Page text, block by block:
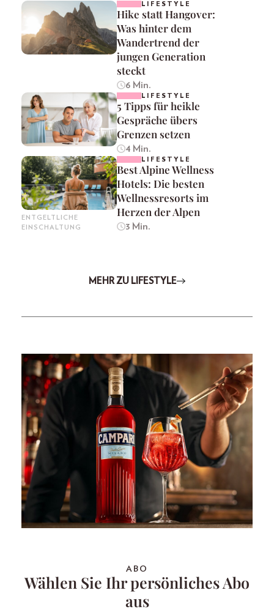
LIFESTYLE
Hike statt Hangover:
Was hinter dem
Wandertrend der
jungen Generation
steckt
6 Min.
LIFESTYLE
5 Tipps für heikle
Gespräche übers
Grenzen setzen
4 Min.
ENTGELTLICHE
EINSCHALTUNG
LIFESTYLE
Best Alpine Wellness
Hotels: Die besten
Wellnessresorts im
Herzen der Alpen
3 Min.
MEHR ZU LIFESTYLE
ABO
Wählen Sie Ihr persönliches Abo
aus